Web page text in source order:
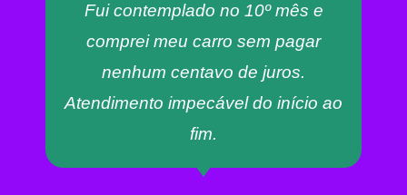
Fui contemplado no 10º mês e
comprei meu carro sem pagar
nenhum centavo de juros.
Atendimento impecável do início ao
fim.